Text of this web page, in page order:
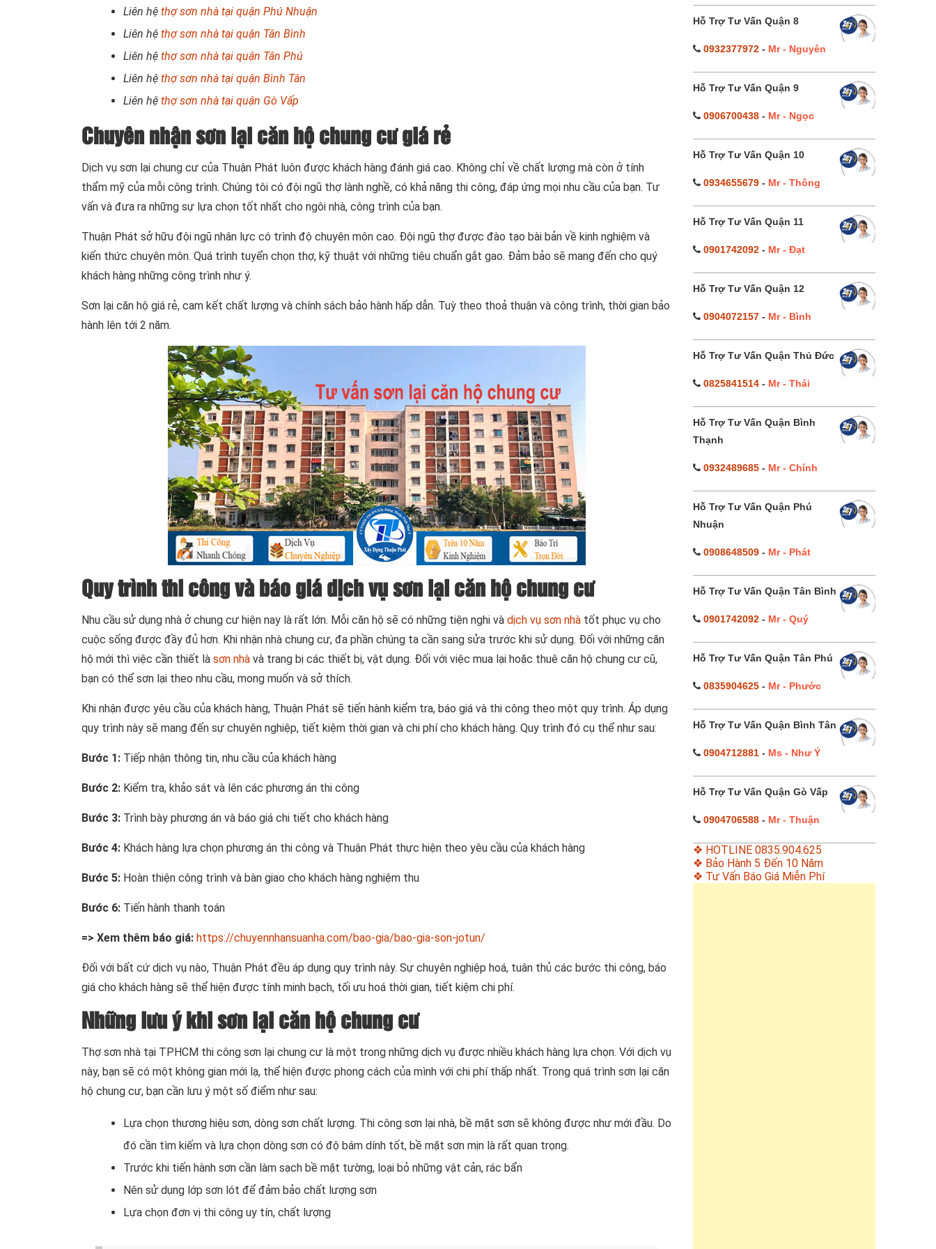
Liên hệ thợ sơn nhà tại quận Phú Nhuận
Liên hệ thợ sơn nhà tại quận Tân Bình
Liên hệ thợ sơn nhà tại quận Tân Phú
Liên hệ thợ sơn nhà tại quận Bình Tân
Liên hệ thợ sơn nhà tại quận Gò Vấp
Chuyên nhận sơn lại căn hộ chung cư giá rẻ
Dịch vụ sơn lại chung cư của Thuận Phát luôn được khách hàng đánh giá cao. Không chỉ về chất lượng mà còn ở tính
thẩm mỹ của mỗi công trình. Chúng tôi có đội ngũ thợ lành nghề, có khả năng thi công, đáp ứng mọi nhu cầu của bạn. Tư
vấn và đưa ra những sự lựa chọn tốt nhất cho ngôi nhà, công trình của bạn.
Thuận Phát sở hữu đội ngũ nhân lực có trình độ chuyên môn cao. Đội ngũ thợ được đào tạo bài bản về kinh nghiệm và
kiến thức chuyên môn. Quá trình tuyển chọn thợ, kỹ thuật với những tiêu chuẩn gắt gao. Đảm bảo sẽ mang đến cho quý
khách hàng những công trình như ý.
Sơn lại căn hộ giá rẻ, cam kết chất lượng và chính sách bảo hành hấp dẫn. Tuỳ theo thoả thuận và công trình, thời gian bảo
hành lên tới 2 năm.
Quy trình thi công và báo giá dịch vụ sơn lại căn hộ chung cư
Nhu cầu sử dụng nhà ở chung cư hiện nay là rất lớn. Mỗi căn hộ sẽ có những tiện nghi và dịch vụ sơn nhà tốt phục vụ cho
cuộc sống được đầy đủ hơn. Khi nhận nhà chung cư, đa phần chúng ta cần sang sửa trước khi sử dụng. Đối với những căn
hộ mới thì việc cần thiết là sơn nhà và trang bị các thiết bị, vật dụng. Đối với việc mua lại hoặc thuê căn hộ chung cư cũ,
bạn có thể sơn lại theo nhu cầu, mong muốn và sở thích.
Khi nhận được yêu cầu của khách hàng, Thuận Phát sẽ tiến hành kiểm tra, báo giá và thi công theo một quy trình. Áp dụng
quy trình này sẽ mang đến sự chuyên nghiệp, tiết kiệm thời gian và chi phí cho khách hàng. Quy trình đó cụ thể như sau:
Bước 1: Tiếp nhận thông tin, nhu cầu của khách hàng
Bước 2: Kiểm tra, khảo sát và lên các phương án thi công
Bước 3: Trình bày phương án và báo giá chi tiết cho khách hàng
Bước 4: Khách hàng lựa chọn phương án thi công và Thuận Phát thực hiện theo yêu cầu của khách hàng
Bước 5: Hoàn thiện công trình và bàn giao cho khách hàng nghiệm thu
Bước 6: Tiến hành thanh toán
=> Xem thêm báo giá: https://chuyennhansuanha.com/bao-gia/bao-gia-son-jotun/
Đối với bất cứ dịch vụ nào, Thuận Phát đều áp dụng quy trình này. Sự chuyên nghiệp hoá, tuân thủ các bước thi công, báo
giá cho khách hàng sẽ thể hiện được tính minh bạch, tối ưu hoá thời gian, tiết kiệm chi phí.
Những lưu ý khi sơn lại căn hộ chung cư
Thợ sơn nhà tại TPHCM thi công sơn lại chung cư là một trong những dịch vụ được nhiều khách hàng lựa chọn. Với dịch vụ
này, bạn sẽ có một không gian mới lạ, thể hiện được phong cách của mình với chi phí thấp nhất. Trong quá trình sơn lại căn
hộ chung cư, bạn cần lưu ý một số điểm như sau:
Lựa chọn thương hiệu sơn, dòng sơn chất lượng. Thi công sơn lại nhà, bề mặt sơn sẽ không được như mới đầu. Do
đó cần tìm kiếm và lựa chọn dòng sơn có độ bám dính tốt, bề mặt sơn mịn là rất quan trọng.
Trước khi tiến hành sơn cần làm sạch bề mặt tường, loại bỏ những vật cản, rác bẩn
Nên sử dụng lớp sơn lót để đảm bảo chất lượng sơn
Lựa chọn đơn vị thi công uy tín, chất lượng
Hỗ Trợ Tư Vấn Quận 8
0932377972- Mr - Nguyên
Hỗ Trợ Tư Vấn Quận 9
0906700438- Mr - Ngọc
Hỗ Trợ Tư Vấn Quận 10
0934655679- Mr - Thông
Hỗ Trợ Tư Vấn Quận 11
0901742092- Mr - Đạt
Hỗ Trợ Tư Vấn Quận 12
0904072157- Mr - Bình
Hỗ Trợ Tư Vấn Quận Thủ Đức
0825841514- Mr - Thái
Hỗ Trợ Tư Vấn Quận Bình
Thạnh
0932489685- Mr - Chính
Hỗ Trợ Tư Vấn Quận Phú
Nhuận
0908648509- Mr - Phát
Hỗ Trợ Tư Vấn Quận Tân Bình
0901742092- Mr - Quý
Hỗ Trợ Tư Vấn Quận Tân Phú
0835904625- Mr - Phước
Hỗ Trợ Tư Vấn Quận Bình Tân
0904712881- Ms - Như Ý
Hỗ Trợ Tư Vấn Quận Gò Vấp
0904706588- Mr - Thuận
❖ HOTLINE 0835.904.625
❖ Bảo Hành 5 Đến 10 Năm
❖ Tư Vấn Báo Giá Miễn Phí